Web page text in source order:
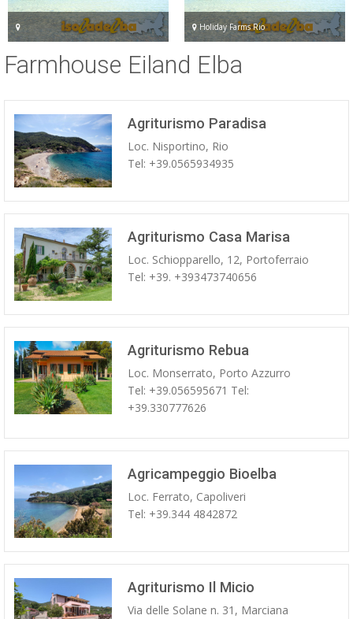
Holiday Farms Rio
Farmhouse Eiland Elba
Agriturismo Paradisa
Loc. Nisportino, Rio
Tel: +39.0565934935
Agriturismo Casa Marisa
Loc. Schiopparello, 12, Portoferraio
Tel: +39. +393473740656
Agriturismo Rebua
Loc. Monserrato, Porto Azzurro
Tel: +39.056595671 Tel:
+39.330777626
Agricampeggio Bioelba
Loc. Ferrato, Capoliveri
Tel: +39.344 4842872
Agriturismo Il Micio
Via delle Solane n. 31, Marciana